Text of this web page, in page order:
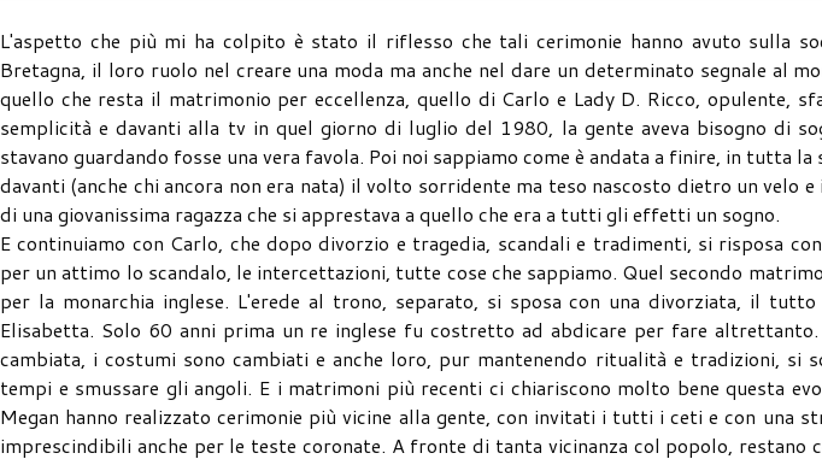
L'aspetto che più mi ha colpito è stato il riflesso che tali cerimonie hanno avuto sulla
Bretagna, il loro ruolo nel creare una moda ma anche nel dare un determinato segnale al
quello che resta il matrimonio per eccellenza, quello di Carlo e Lady D. Ricco, opulente,
semplicità e davanti alla tv in quel giorno di luglio del 1980, la gente aveva bisogno di
stavano guardando fosse una vera favola. Poi noi sappiamo come è andata a finire, in tutta
davanti (anche chi ancora non era nata) il volto sorridente ma teso nascosto dietro un velo
di una giovanissima ragazza che si apprestava a quello che era a tutti gli effetti un sogno.
E continuiamo con Carlo, che dopo divorzio e tragedia, scandali e tradimenti, si risposa
per un attimo lo scandalo, le intercettazioni, tutte cose che sappiamo. Quel secondo
per la monarchia inglese. L'erede al trono, separato, si sposa con una divorziata, il
Elisabetta. Solo 60 anni prima un re inglese fu costretto ad abdicare per fare
cambiata, i costumi sono cambiati e anche loro, pur mantenendo ritualità e tradizioni, si
tempi e smussare gli angoli. E i matrimoni più recenti ci chiariscono molto bene questa
Megan hanno realizzato cerimonie più vicine alla gente, con invitati i tutti i ceti e con una
imprescindibili anche per le teste coronate. A fronte di tanta vicinanza col popolo, restano